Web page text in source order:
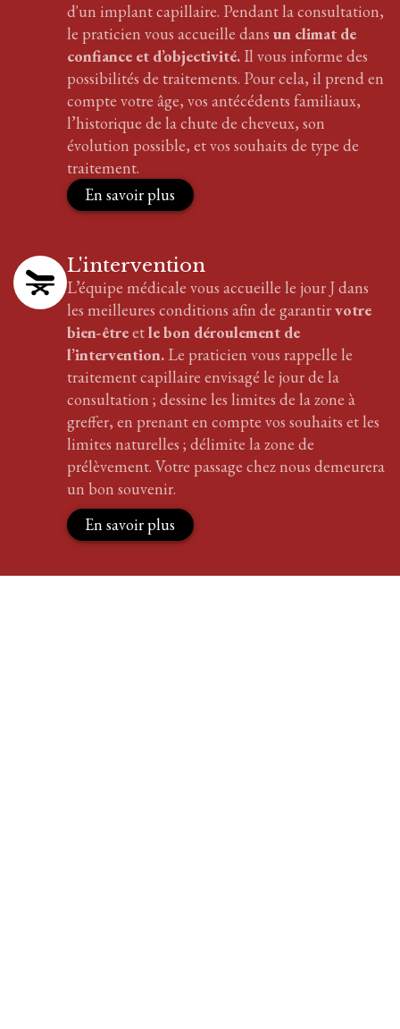
d'un implantcapillaire. Pendant la consultation,
le praticien vous accueille dans un climat de
confiance et d’objectivité. Il vous informe des
possibilités de traitements. Pour cela, il prend en
compte votre âge, vos antécédents familiaux,
l’historique de la chute de cheveux, son
évolution possible, et vos souhaits de type de
traitement.
En savoir plus
L'intervention
L’équipe médicale vous accueille le jour J dans
les meilleures conditions afin de garantirvotre
bien-êtreetle bon déroulement de
l’intervention. Le praticien vous rappelle le
traitementcapillaire envisagé le jour de la
consultation ; dessine les limites de la zone à
greffer, en prenant en compte vos souhaits et les
limites naturelles ; délimite la zone de
prélèvement. Votre passage chez nous demeurera
un bon souvenir.
En savoir plus